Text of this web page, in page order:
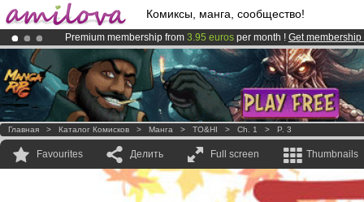
Комиксы, манга, сообщество!
Premium membership from 3.95 euros per month ! Get membership
AmilovaKickstarter is now LIVE!.
Already 100000 membersand 1000 comics & mangas!.
Главная > Каталог Комисков > Манга > TO&HI > Ch. 1 > P. 3
Favourites Делить Full screen Thumbnails